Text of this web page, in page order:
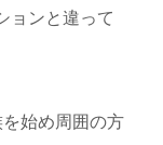
ョンと違って
始め周囲の方